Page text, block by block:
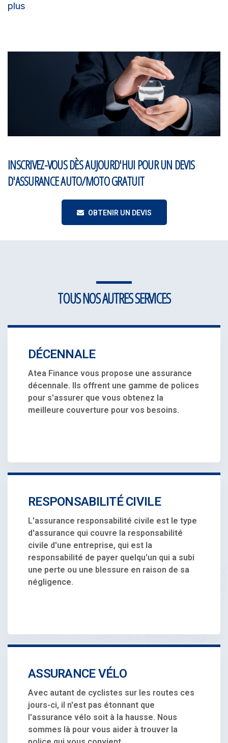
plus
INSCRIVEZ-VOUS DÈS AUJOURD'HUI POUR UN DEVIS
D'ASSURANCE AUTO/MOTO GRATUIT
OBTENIR UN DEVIS
TOUS NOS AUTRES SERVICES
DÉCENNALE
Atea Finance vous propose une assurance
décennale. Ils offrent une gamme de polices
pour s'assurer que vous obtenez la
meilleure couverture pour vos besoins.
RESPONSABILITÉ CIVILE
L'assurance responsabilité civile est le type
d'assurance qui couvre la responsabilité
civile d'une entreprise, qui est la
responsabilité de payer quelqu'un qui a subi
une perte ou une blessure en raison de sa
négligence.
ASSURANCE VÉLO
Avec autant de cyclistes sur les routes ces
jours-ci, il n'est pas étonnant que
l'assurance vélo soit à la hausse. Nous
sommes là pour vous aider à trouver la